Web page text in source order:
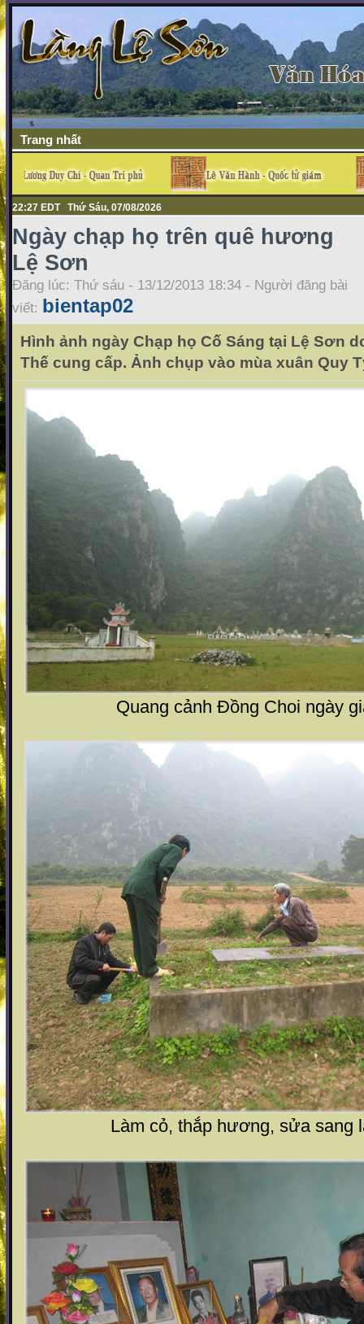
Trang nhất
22:27 EDT Thứ Sáu, 07/08/2026
Ngày chạp họ trên quê hương
Lệ Sơn
Đăng lúc: Thứ sáu - 13/12/2013 18:34 - Người đăng bài
viết: bientap02
Hình ảnh ngày Chạp họ Cố Sáng tại Lệ Sơn
Thế cung cấp. Ảnh chụp vào mùa xuân Quy
Quang cảnh Đồng Choi ngày
Làm cỏ, thắp hương, sửa sang